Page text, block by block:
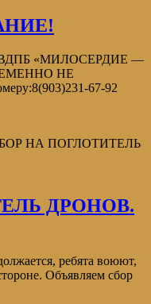
«МИЛОСЕРДИЕ —
НЕ
67-92
НА ПОГЛОТИТЕЛЬ
ДРОНОВ.
ребята воюют,
Объявляем сбор